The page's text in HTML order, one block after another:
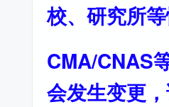
校、研究所
CMA/CNAS
会发生变更